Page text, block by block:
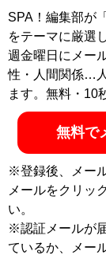
SPA！編集部が
をテーマに厳選
週金曜日にメー
性・人間関係…
ます。無料・10
無料で
※登録後、メー
メールをクリッ
い。
※認証メールが
ているか、メー